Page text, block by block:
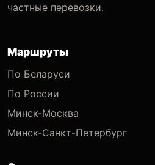
частные перевозки.
Маршруты
По Беларуси
По России
Минск-Москва
Минск-Санкт-Петербург